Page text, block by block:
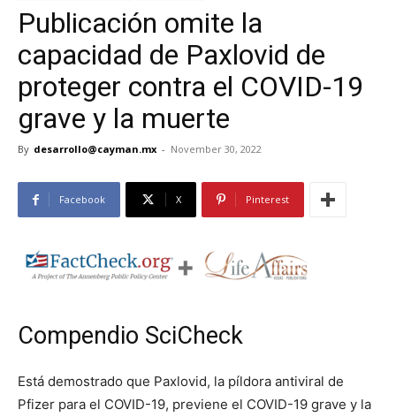
Publicación omite la
capacidad de Paxlovid de
proteger contra el COVID-19
grave y la muerte
By desarrollo@cayman.mx - November 30, 2022
Facebook X Pinterest
Compendio SciCheck
Está demostrado que Paxlovid, la píldora antiviral de
Pfizer para el COVID-19, previene el COVID-19 grave y la